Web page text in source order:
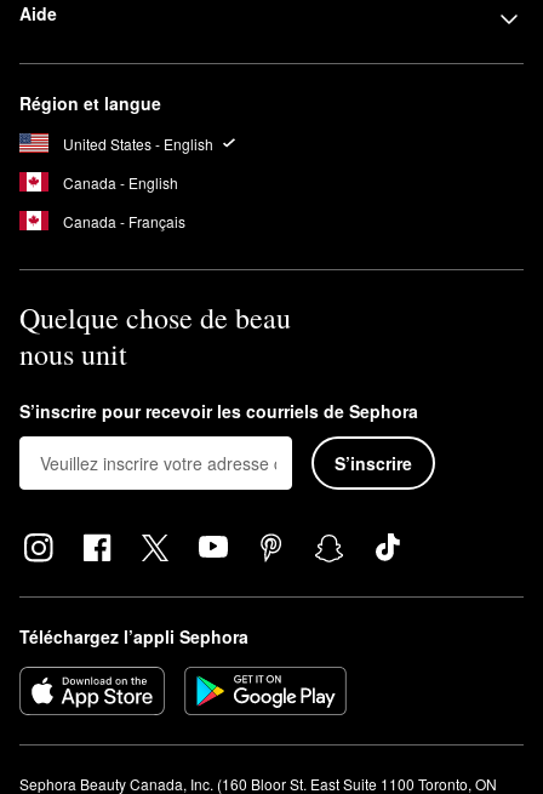
Aide
Région et langue
United States - English
Canada - English
Canada - Français
Quelque chose de beau
nous unit
S’inscrire pour recevoir les courriels de Sephora
S’inscrire
Téléchargez l’appli Sephora
Sephora Beauty Canada, Inc. (160 Bloor St. East Suite 1100 Toronto, ON